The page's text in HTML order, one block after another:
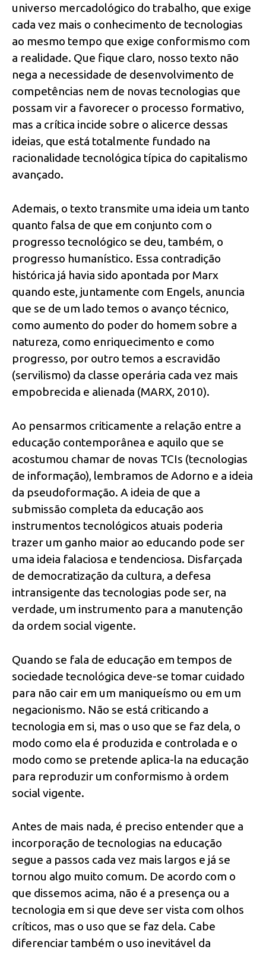
universo mercadológico do trabalho, que exige
cada vez mais o conhecimento de tecnologias
ao mesmo tempo que exige conformismo com
a realidade. Que fique claro, nosso texto não
nega a necessidade de desenvolvimento de
competências nem de novas tecnologias que
possam vir a favorecer o processo formativo,
mas a crítica incide sobre o alicerce dessas
ideias, que está totalmente fundado na
racionalidade tecnológica típica do capitalismo
avançado.
Ademais, o texto transmite uma ideia um tanto
quanto falsa de que em conjunto com o
progresso tecnológico se deu, também, o
progresso humanístico. Essa contradição
histórica já havia sido apontada por Marx
quando este, juntamente com Engels, anuncia
que se de um lado temos o avanço técnico,
como aumento do poder do homem sobre a
natureza, como enriquecimento e como
progresso, por outro temos a escravidão
(servilismo) da classe operária cada vez mais
empobrecida e alienada (MARX, 2010).
Ao pensarmos criticamente a relação entre a
educação contemporânea e aquilo que se
acostumou chamar de novas TCIs (tecnologias
de informação), lembramos de Adorno e a ideia
da pseudoformação. A ideia de que a
submissão completa da educação aos
instrumentos tecnológicos atuais poderia
trazer um ganho maior ao educando pode ser
uma ideia falaciosa e tendenciosa. Disfarçada
de democratização da cultura, a defesa
intransigente das tecnologias pode ser, na
verdade, um instrumento para a manutenção
da ordem social vigente.
Quando se fala de educação em tempos de
sociedade tecnológica deve-se tomar cuidado
para não cair em um maniqueísmo ou em um
negacionismo. Não se está criticando a
tecnologia em si, mas o uso que se faz dela, o
modo como ela é produzida e controlada e o
modo como se pretende aplica-la na educação
para reproduzir um conformismo à ordem
social vigente.
Antes de mais nada, é preciso entender que a
incorporação de tecnologias na educação
segue a passos cada vez mais largos e já se
tornou algo muito comum. De acordo com o
que dissemos acima, não é a presença ou a
tecnologia em si que deve ser vista com olhos
críticos, mas o uso que se faz dela. Cabe
diferenciar também o uso inevitável da